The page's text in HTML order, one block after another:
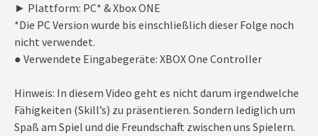
► Plattform: PC* & Xbox ONE
*Die PC Version wurde bis einschließlich dieser Folge noch
nicht verwendet.
● Verwendete Eingabegeräte: XBOX One Controller
Hinweis: In diesem Video geht es nicht darum irgendwelche
Fähigkeiten (Skill’s) zu präsentieren. Sondern lediglich um
Spaß am Spiel und die Freundschaft zwischen uns Spielern.